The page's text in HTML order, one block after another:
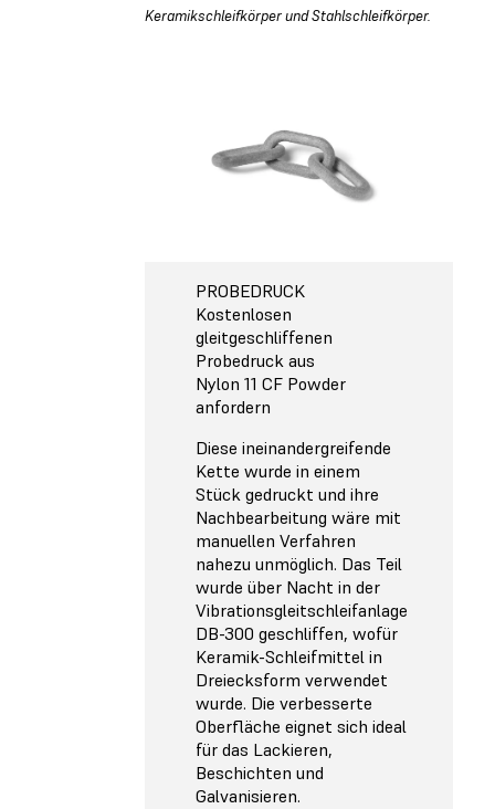
Keramikschleifkörper und Stahlschleifkörper.
PROBEDRUCK
Kostenlosen
gleitgeschliffenen
Probedruck aus
Nylon 11 CF Powder
anfordern
Diese ineinandergreifende
Kette wurde in einem
Stück gedruckt und ihre
Nachbearbeitung wäre mit
manuellen Verfahren
nahezu unmöglich. Das Teil
wurde über Nacht in der
Vibrationsgleitschleifanlage
DB-300 geschliffen, wofür
Keramik-Schleifmittel in
Dreiecksform verwendet
wurde. Die verbesserte
Oberfläche eignet sich ideal
für das Lackieren,
Beschichten und
Galvanisieren.